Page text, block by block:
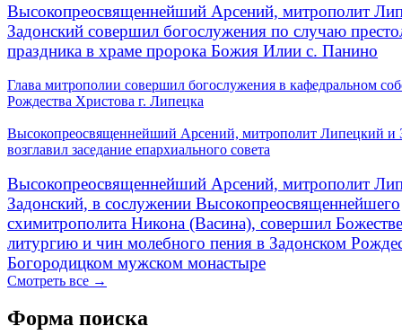
Высокопреосвященнейший Арсений, митрополит
Задонский совершил богослужения по случаю
праздника в храме пророка Божия Илии с. Панино
Глава митрополии совершил богослужения в кафедральном
Рождества Христова г. Липецка
Высокопреосвященнейший Арсений, митрополит Липецкий и
возглавил заседание епархиального совета
Высокопреосвященнейший Арсений, митрополит
Задонский, в сослужении Высокопреосвященнейшего
схимитрополита Никона (Васина), совершил
литургию и чин молебного пения в Задонском
Богородицком мужском монастыре
Смотреть все →
Форма поиска